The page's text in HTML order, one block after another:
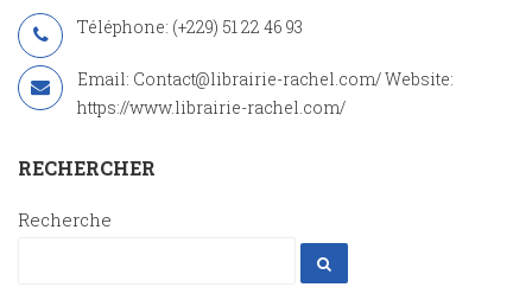
Téléphone: (+229) 51 22 46 93
Email: Contact@librairie-rachel.com/ Website:
https://www.librairie-rachel.com/
RECHERCHER
Recherche